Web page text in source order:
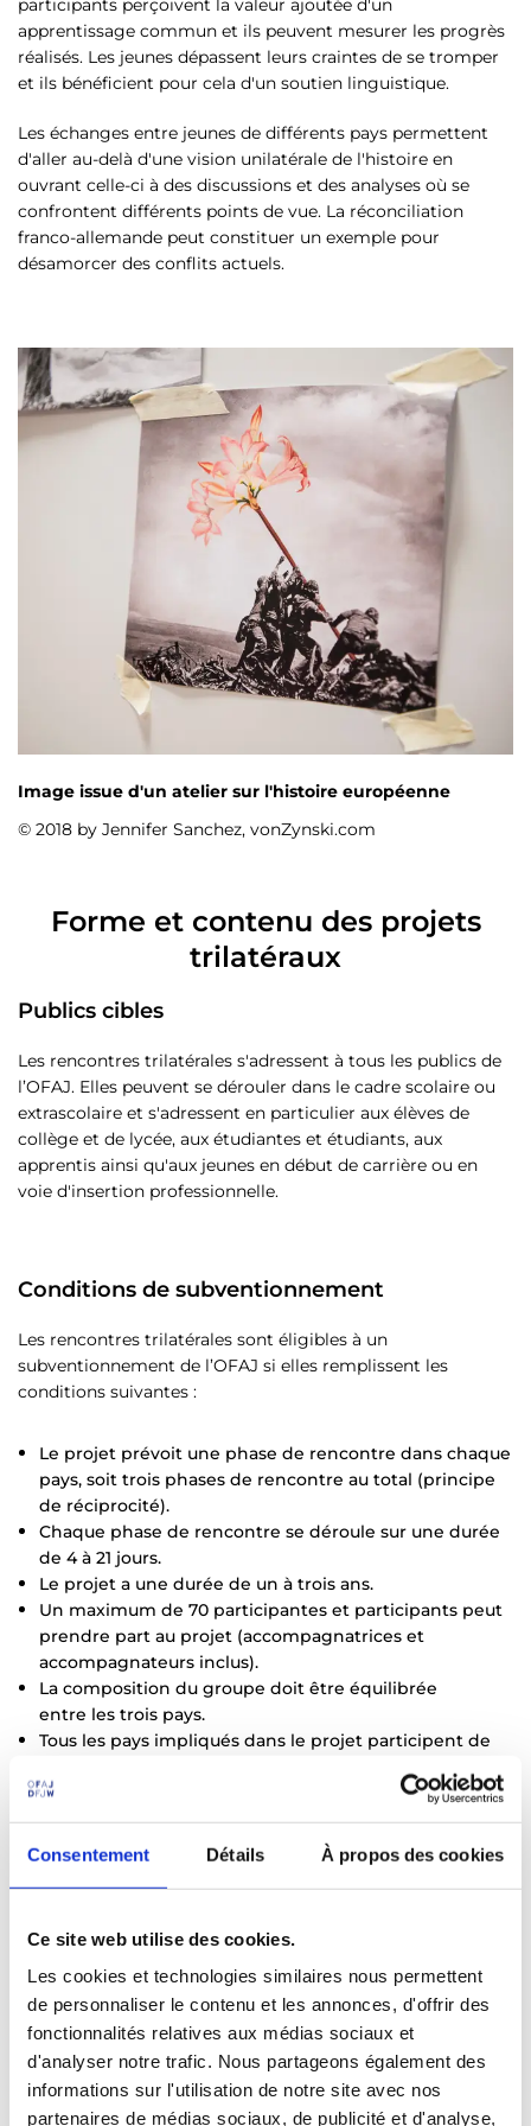
Consentement Détails À propos des cookies
Ce site web utilise des cookies.
Les cookies et technologies similaires nous permettent
de personnaliser le contenu et les annonces, d'offrir des
fonctionnalités relatives aux médias sociaux et
d'analyser notre trafic. Nous partageons également des
informations sur l'utilisation de notre site avec nos
partenaires de médias sociaux, de publicité et d'analyse,
participants perçoivent la valeur ajoutée d'un
apprentissage commun et ils peuvent mesurer les progrès
réalisés. Les jeunes dépassent leurs craintes de se tromper
et ils bénéficient pour cela d'un soutien linguistique.
Les échanges entre jeunes de différents pays permettent
d'aller au-delà d'une vision unilatérale de l'histoire en
ouvrant celle-ci à des discussions et des analyses où se
confrontent différents points de vue. La réconciliation
franco-allemande peut constituer un exemple pour
désamorcer des conflits actuels.
Image issue d'un atelier sur l'histoire européenne
© 2018 by Jennifer Sanchez, vonZynski.com
Forme et contenu des projets
trilatéraux
Publics cibles
Les rencontres trilatérales s'adressent à tous les publics de
l’OFAJ. Elles peuvent se dérouler dans le cadre scolaire ou
extrascolaire et s'adressent en particulier aux élèves de
collège et de lycée, aux étudiantes et étudiants, aux
apprentis ainsi qu'aux jeunes en début de carrière ou en
voie d'insertion professionnelle.
Conditions de subventionnement
Les rencontres trilatérales sont éligibles à un
subventionnement de l’OFAJ si elles remplissent les
conditions suivantes :
Le projet prévoit une phase de rencontre dans chaque
pays, soit trois phases de rencontre au total (principe
de réciprocité).
Chaque phase de rencontre se déroule sur une durée
de 4 à 21 jours.
Le projet a une durée de un à trois ans.
Un maximum de 70 participantes et participants peut
prendre part au projet (accompagnatrices et
accompagnateurs inclus).
La composition du groupe doit être équilibrée
entre les trois pays.
Tous les pays impliqués dans le projet participent de
œuvre du projet.
Les trois langues doivent se voir accorder une place
adéquate lors des rencontres.